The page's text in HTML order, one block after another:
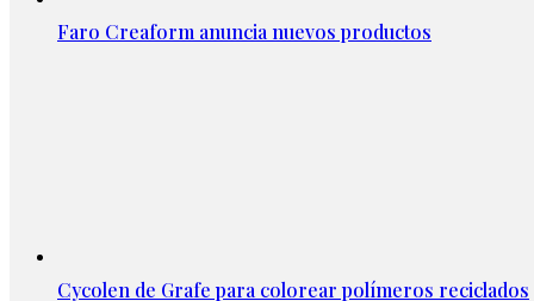
Faro Creaform anuncia nuevos productos
Cycolen de Grafe para colorear polímeros reciclados